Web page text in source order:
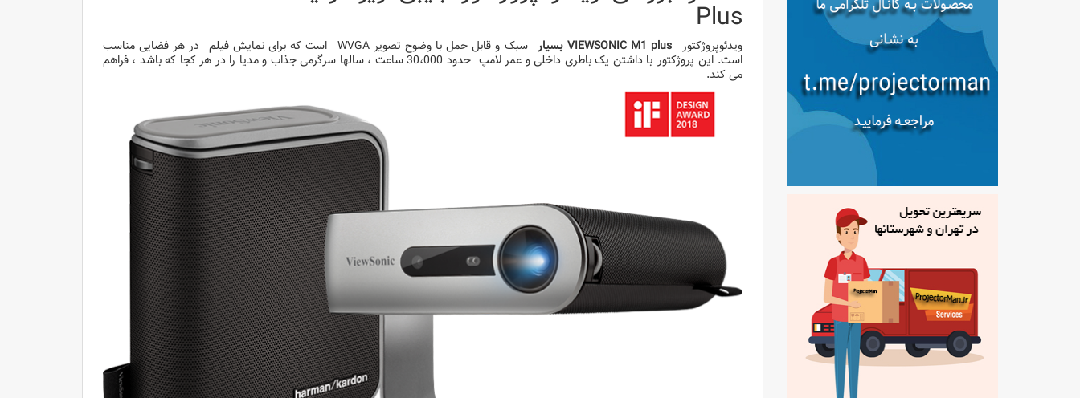
Plus
ویدئوپروژکتور VIEWSONIC M1 plus بسیار سبک و قابل حمل با وضوح تصویر WVGA است که برای نمایش فیلم در هر فضایی مناسب
است. این پروژکتور با داشتن یک باطری داخلی و عمر لامپ حدود 30،000 ساعت ، سالها سرگرمی جذاب و مدیا را در هر کجا که باشد ، فراهم
می کند.